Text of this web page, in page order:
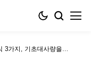
3가지, 기초대사량을